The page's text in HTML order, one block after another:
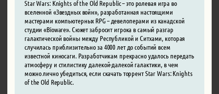
Star Wars: Knights of the Old Republic – это ролевая игра во
вселенной «Звездных войн», разработанная настоящими
мастерами компьютерных RPG – девелоперами из канадской
студии «Bioware». Сюжет забросит игрока в самый разгар
галактической войны между Республикой и Ситхами, которая
случилась приблизительно за 4000 лет до событий всем
известной киносаги. Разработчикам прекрасно удалось передать
атмосферу и стилистику далекой-далекой галактики, в чем
можно лично убедиться, если скачать торрент Star Wars: Knights
of the Old Republic.